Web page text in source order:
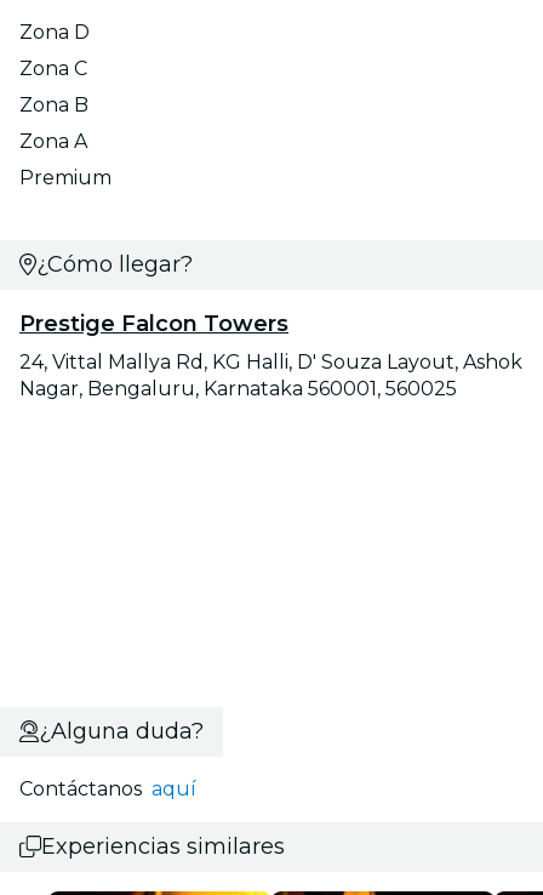
Zona D
Zona C
Zona B
Zona A
Premium
¿Cómo llegar?
Prestige Falcon Towers
24, Vittal Mallya Rd, KG Halli, D' Souza Layout, Ashok
Nagar, Bengaluru, Karnataka 560001, 560025
¿Alguna duda?
Contáctanos aquí
Experiencias similares